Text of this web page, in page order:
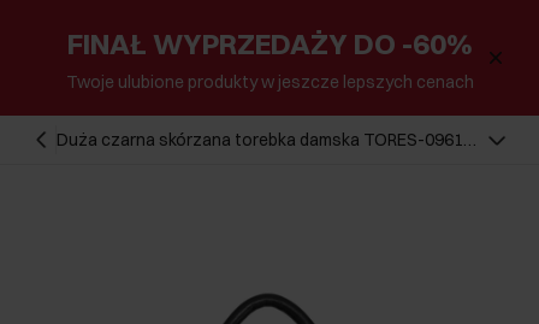
FINAŁ WYPRZEDAŻY DO -60%
Twoje ulubione produkty w jeszcze lepszych cenach
Duża czarna skórzana torebka damska TORES-0961-